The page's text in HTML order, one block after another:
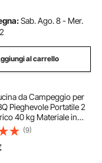
Sab. Ago. 8 - Mer.
al carrello
da Campeggio per
Pieghevole Portatile 2
40 kg Materiale in
Dimensioni Estese
cm, Tavolo Pieghevole
da Campeggio per
(9)